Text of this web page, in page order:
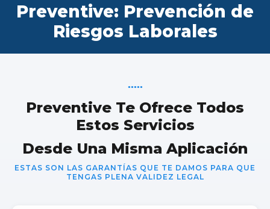
Preventive: Prevención de
Riesgos Laborales
●●●●●
Preventive Te Ofrece Todos
Estos Servicios
Desde Una Misma Aplicación
ESTAS SON LAS GARANTÍAS QUE TE DAMOS PARA QUE
TENGAS PLENA VALIDEZ LEGAL